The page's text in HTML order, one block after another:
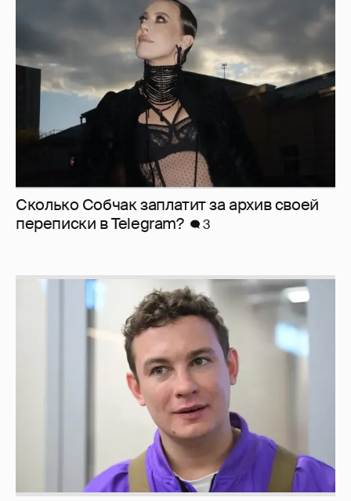
Сколько Собчак заплатит за архив своей
перeписки в Telegram?
3